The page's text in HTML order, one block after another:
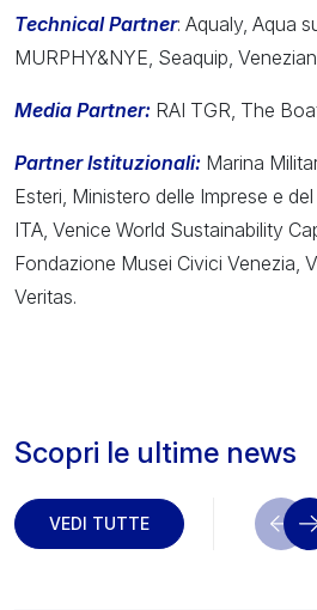
Technical Partner: Aqualy, Aqua
MURPHY&NYE, Seaquip,
Media Partner: RAI TGR, The
Partner Istituzionali: Marina
Esteri, Ministero delle Imprese e
ITA, Venice World Sustainability
Fondazione Musei Civici Venezia,
Veritas.
Scopri le ultime news
VEDI TUTTE